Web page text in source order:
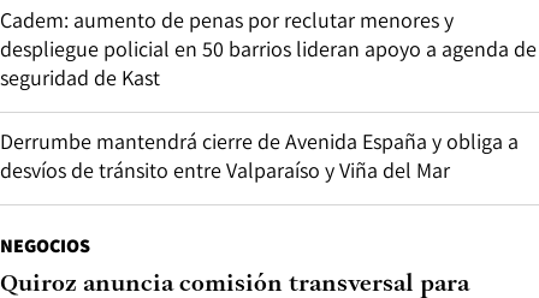
Cadem: aumento de penas por reclutar menores y
despliegue policial en 50 barrios lideran apoyo a agenda de
seguridad de Kast
Derrumbe mantendrá cierre de Avenida España y obliga a
desvíos de tránsito entre Valparaíso y Viña del Mar
NEGOCIOS
Quiroz anuncia comisión transversal para